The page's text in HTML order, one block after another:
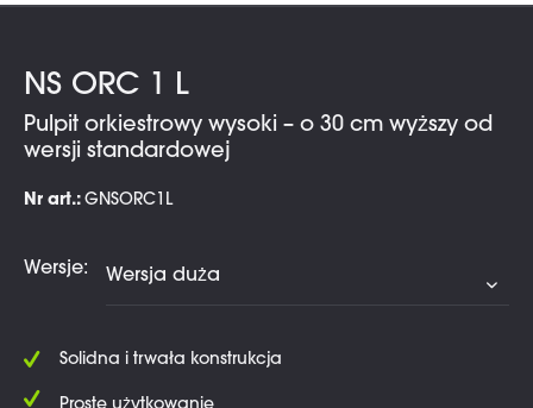
NS ORC 1 L
Pulpit orkiestrowy wysoki – o 30 cm wyższy od
wersji standardowej
Nr art.: GNSORC1L
Wersje:
Solidna i trwała konstrukcja